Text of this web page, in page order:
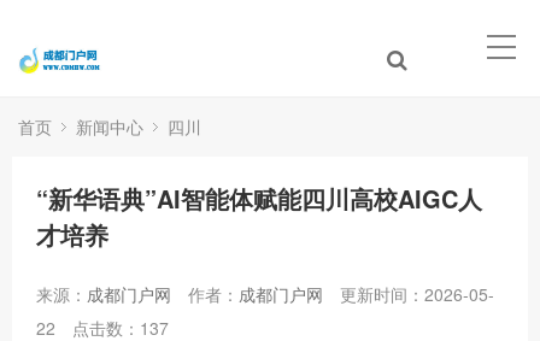
首页 新闻中心 四川
“新华语典”AI智能体赋能四川高校AIGC人
才培养
来源： 成都门户网 作者： 成都门户网
更新时间：2026-05-
22
点击数： 137